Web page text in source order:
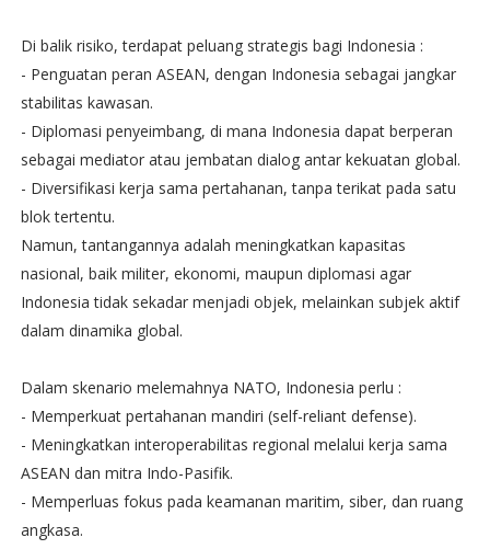
Di balik risiko, terdapat peluang strategis bagi Indonesia :
- Penguatan peran ASEAN, dengan Indonesia sebagai jangkar
stabilitas kawasan.
- Diplomasi penyeimbang, di mana Indonesia dapat berperan
sebagai mediator atau jembatan dialog antar kekuatan global.
- Diversifikasi kerja sama pertahanan, tanpa terikat pada satu
blok tertentu.
Namun, tantangannya adalah meningkatkan kapasitas
nasional, baik militer, ekonomi, maupun diplomasi agar
Indonesia tidak sekadar menjadi objek, melainkan subjek aktif
dalam dinamika global.
Dalam skenario melemahnya NATO, Indonesia perlu :
- Memperkuat pertahanan mandiri (self-reliant defense).
- Meningkatkan interoperabilitas regional melalui kerja sama
ASEAN dan mitra Indo-Pasifik.
- Memperluas fokus pada keamanan maritim, siber, dan ruang
angkasa.